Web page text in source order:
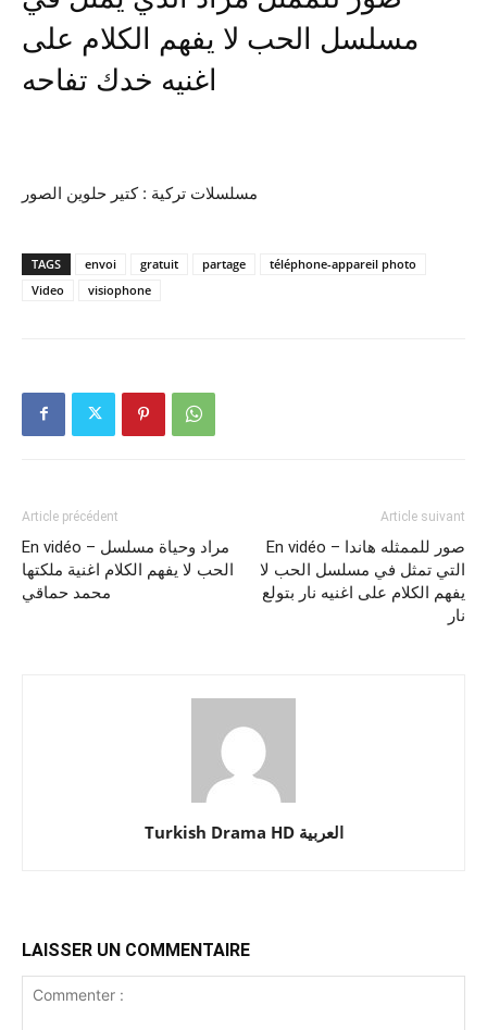
مسلسل الحب لا يفهم الكلام على
اغنيه خدك تفاحه
مسلسلات تركية : كتير حلوين الصور
TAGS envoi gratuit partage
téléphone-appareil photo
Video
visiophone
Article précédent
En vidéo – مراد وحياة مسلسل
الحب لا يفهم الكلام اغنية ملكتها
محمد حماقي
Article suivant
En vidéo – صور للممثله هاندا
التي تمثل في مسلسل الحب لا
يفهم الكلام على اغنيه نار بتولع
نار
Turkish Drama HD العربية
LAISSER UN COMMENTAIRE